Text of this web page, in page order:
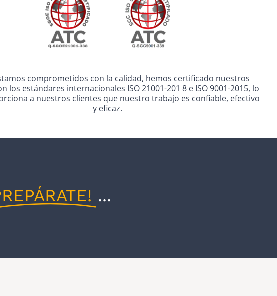
comprometidos con la calidad, hemos certificado nuestros
los estándares internacionales ISO 21001-201 8 e ISO 9001-2015, lo
a nuestros clientes que nuestro trabajo es confiable, efectivo
y eficaz.
...